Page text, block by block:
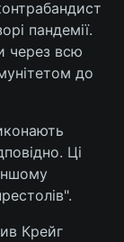
пандемії.
через всю
до
Ці
Крейг